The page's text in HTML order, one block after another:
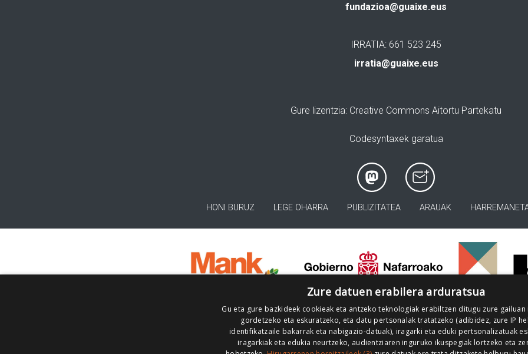
fundazioa@guaixe.eus
IRRATIA: 661 523 245
irratia@guaixe.eus
Gure lizentzia: Creative Commons Aitortu Partekatu
Codesyntaxek garatua
HONI BURUZ LEGE OHARRA PUBLIZITATEA ARAUAK
Zure datuen erabilera arduratsua
Gu eta gure bazkideek cookieak eta antzeko teknologiak erabiltzen ditugu zure
gordetzeko eta eskuratzeko, eta datu pertsonalak tratatzeko (adibidez, zure IP
identifikatzaile bakarrak eta nabigazio-datuak), iragarki eta eduki pertsonalizatuak
iragarkiak eta edukia neurtzeko, audientziaren inguruko ikuspegiak lortzeko eta